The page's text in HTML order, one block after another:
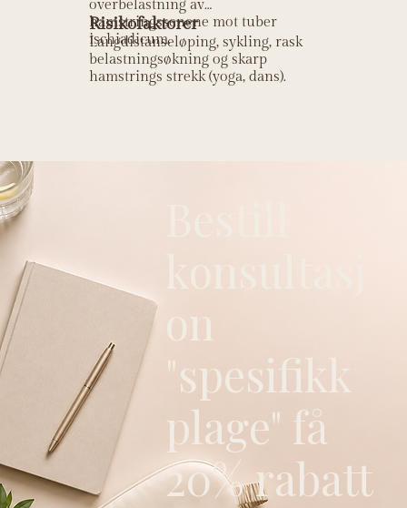
overbelastning av
hamstringssenene mot tuber
ischiadicum.
Risikofaktorer
Langdistanseløping, sykling, rask
belastningsøkning og skarp
hamstrings strekk (yoga, dans).
on
"spesifikk
plage" få
20% rabatt